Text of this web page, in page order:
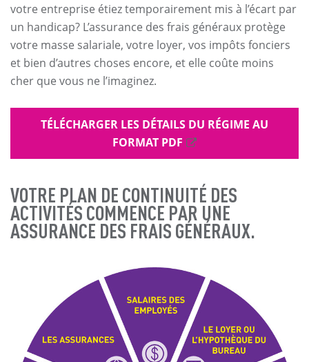
votre entreprise étiez temporairement mis à l’écart par
un handicap? L’assurance des frais généraux protège
votre masse salariale, votre loyer, vos impôts fonciers
et bien d’autres choses encore, et elle coûte moins
cher que vous ne l’imaginez.
TÉLÉCHARGER LES DÉTAILS DU RÉGIME AU
FORMAT PDF
VOTRE PLAN DE CONTINUITÉ DES
ACTIVITÉS COMMENCE PAR UNE
ASSURANCE DES FRAIS GÉNÉRAUX.